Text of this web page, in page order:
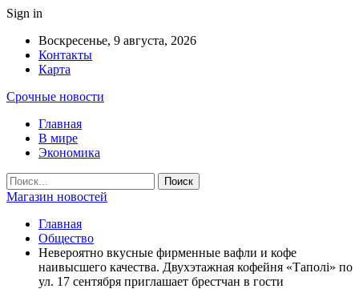
Sign in
Воскресенье, 9 августа, 2026
Контакты
Карта
Срочные новости
Главная
В мире
Экономика
Магазин новостей
Главная
Общество
Невероятно вкусные фирменные вафли и кофе
наивысшего качества. Двухэтажная кофейня «Таполі» по
ул. 17 сентября приглашает брестчан в гости